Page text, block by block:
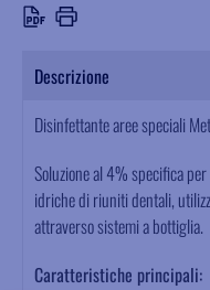
Descrizione
Disinfettante aree speciali
Soluzione al 4% specifica
idriche di riuniti dentali,
attraverso sistemi a bottiglia.
Caratteristiche principali: